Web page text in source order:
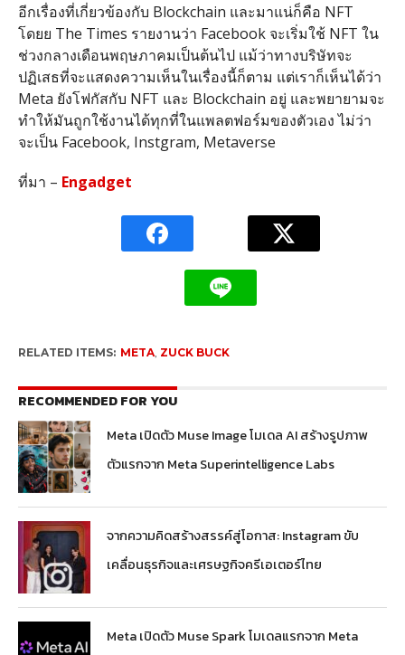
อีกเรื่องที่เกี่ยวข้องกับ Blockchain และมาแน่ก็คือ NFT
โดยย The Times รายงานว่า Facebook จะเริ่มใช้ NFT ใน
ช่วงกลางเดือนพฤษภาคมเป็นต้นไป แม้ว่าทางบริษัทจะ
ปฏิเสธที่จะแสดงความเห็นในเรื่องนี้ก็ตาม แต่เราก็เห็นได้ว่า
Meta ยังโฟกัสกับ NFT และ Blockchain อยู่ และพยายามจะ
ทำให้มันถูกใช้งานได้ทุกที่ในแพลตฟอร์มของตัวเอง ไม่ว่า
จะเป็น Facebook, Instgram, Metaverse
ที่มา – Engadget
RELATED ITEMS: META, ZUCK BUCK
RECOMMENDED FOR YOU
Meta เปิดตัว Muse Image โมเดล AI สร้างรูปภาพ
ตัวแรกจาก Meta Superintelligence Labs
จากความคิดสร้างสรรค์สู่โอกาส: Instagram ขับ
เคลื่อนธุรกิจและเศรษฐกิจครีเอเตอร์ไทย
Meta เปิดตัว Muse Spark โมเดลแรกจาก Meta